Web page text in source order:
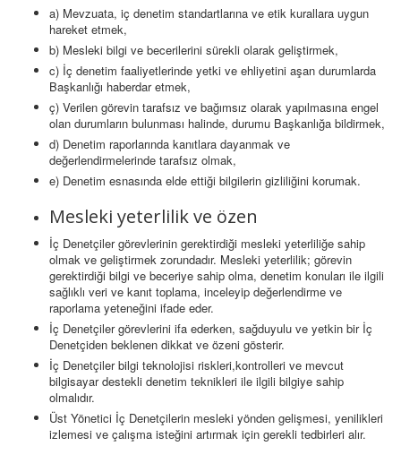
a) Mevzuata, iç denetim standartlarına ve etik kurallara uygun
hareket etmek,
b) Mesleki bilgi ve becerilerini sürekli olarak geliştirmek,
c) İç denetim faaliyetlerinde yetki ve ehliyetini aşan durumlarda
Başkanlığı haberdar etmek,
ç) Verilen görevin tarafsız ve bağımsız olarak yapılmasına engel
olan durumların bulunması halinde, durumu Başkanlığa bildirmek,
d) Denetim raporlarında kanıtlara dayanmak ve
değerlendirmelerinde tarafsız olmak,
e) Denetim esnasında elde ettiği bilgilerin gizliliğini korumak.
Mesleki yeterlilik ve özen
İç Denetçiler görevlerinin gerektirdiği mesleki yeterliliğe sahip
olmak ve geliştirmek zorundadır. Mesleki yeterlilik; görevin
gerektirdiği bilgi ve beceriye sahip olma, denetim konuları ile ilgili
sağlıklı veri ve kanıt toplama, inceleyip değerlendirme ve
raporlama yeteneğini ifade eder.
İç Denetçiler görevlerini ifa ederken, sağduyulu ve yetkin bir İç
Denetçiden beklenen dikkat ve özeni gösterir.
İç Denetçiler bilgi teknolojisi riskleri,kontrolleri ve mevcut
bilgisayar destekli denetim teknikleri ile ilgili bilgiye sahip
olmalıdır.
Üst Yönetici İç Denetçilerin mesleki yönden gelişmesi, yenilikleri
izlemesi ve çalışma isteğini artırmak için gerekli tedbirleri alır.